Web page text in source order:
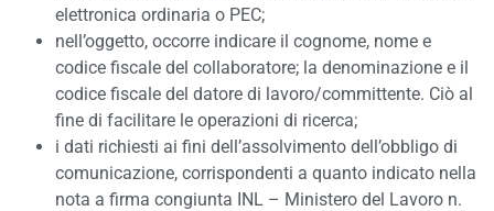
elettronica ordinaria o PEC;
nell’oggetto, occorre indicare il cognome, nome e
codice fiscale del collaboratore; la denominazione e il
codice fiscale del datore di lavoro/committente. Ciò al
fine di facilitare le operazioni di ricerca;
i dati richiesti ai fini dell’assolvimento dell’obbligo di
comunicazione, corrispondenti a quanto indicato nella
nota a firma congiunta INL – Ministero del Lavoro n.